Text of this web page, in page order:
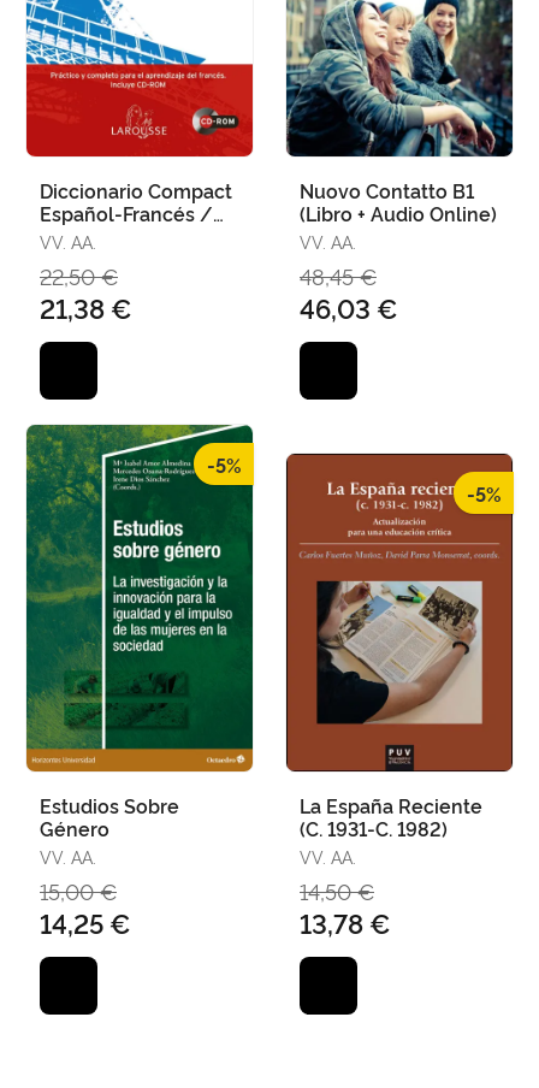
Diccionario Compact
Español-Francés /
Français-Espagnol
VV. AA.
22,50 €
21,38 €
Nuovo Contatto B1
(Libro + Audio Online)
VV. AA.
48,45 €
46,03 €
-5%
Estudios Sobre
Género
VV. AA.
15,00 €
14,25 €
-5%
La España Reciente
(C. 1931-C. 1982)
VV. AA.
14,50 €
13,78 €